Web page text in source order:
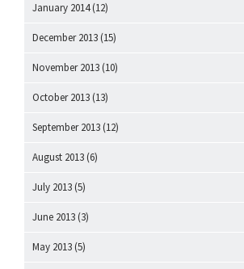
January 2014(12)
December 2013 (15)
November 2013 (10)
October 2013 (13)
September 2013 (12)
August 2013 (6)
July 2013 (5)
June 2013 (3)
May 2013 (5)